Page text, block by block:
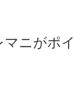
マニがポ